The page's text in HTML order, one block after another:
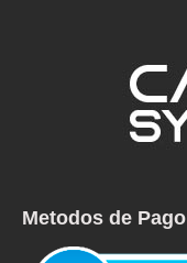
Metodos de Pago